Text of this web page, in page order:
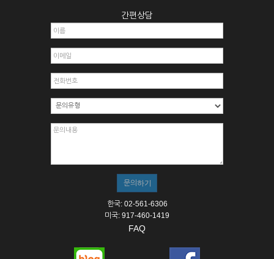
간편상담
한국: 02-561-6306
미국: 917-460-1419
FAQ